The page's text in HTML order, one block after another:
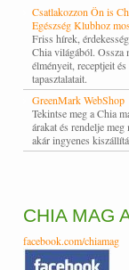
Csatlakozzon Ön is
Egészség Klubhoz
Friss hírek,
Chia világából. Ossza
élményeit, receptjeit és
tapasztalatait.
GreenMark WebShop
Tekintse meg a Chia
árakat és rendelje meg
akár ingyenes
CHIA MAG
facebook.com/chiamag